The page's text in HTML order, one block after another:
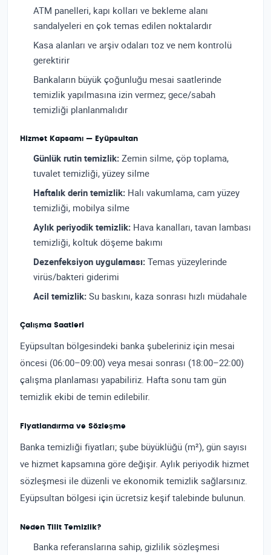
ATM panelleri, kapı kolları ve bekleme alanı
sandalyeleri en çok temas edilen noktalardır
Kasa alanları ve arşiv odaları toz ve nem kontrolü
gerektirir
Bankaların büyük çoğunluğu mesai saatlerinde
temizlik yapılmasına izin vermez; gece/sabah
temizliği planlanmalıdır
Hizmet Kapsamı — Eyüpsultan
Günlük rutin temizlik: Zemin silme, çöp toplama,
tuvalet temizliği, yüzey silme
Haftalık derin temizlik: Halı vakumlama, cam yüzey
temizliği, mobilya silme
Aylık periyodik temizlik: Hava kanalları, tavan lambası
temizliği, koltuk döşeme bakımı
Dezenfeksiyon uygulaması: Temas yüzeylerinde
virüs/bakteri giderimi
Acil temizlik: Su baskını, kaza sonrası hızlı müdahale
Çalışma Saatleri
Eyüpsultan bölgesindeki banka şubeleriniz için mesai
öncesi (06:00–09:00) veya mesai sonrası (18:00–22:00)
çalışma planlaması yapabiliriz. Hafta sonu tam gün
temizlik ekibi de temin edilebilir.
Fiyatlandırma ve Sözleşme
Banka temizliği fiyatları; şube büyüklüğü (m²), gün sayısı
ve hizmet kapsamına göre değişir. Aylık periyodik hizmet
sözleşmesi ile düzenli ve ekonomik temizlik sağlarsınız.
Eyüpsultan bölgesi için ücretsiz keşif talebinde bulunun.
Neden Tilit Temizlik?
Banka referanslarına sahip, gizlilik sözleşmesi